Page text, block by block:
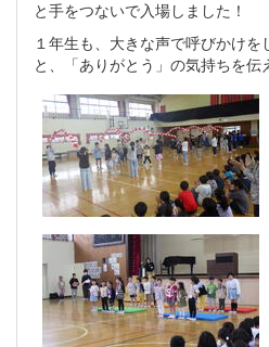
と手をつないで入場しました！
１年生も、大きな声で呼びかけ
と、「ありがとう」の気持ちを伝